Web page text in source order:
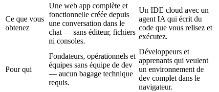
Ce que vous
obtenez
Une web app complète et
fonctionnelle créée depuis
une conversation dans le
chat — sans éditeur, fichiers
ni consoles.
Un IDE cloud avec un
agent IA qui écrit du
code que vous relisez et
exécutez.
Pour qui
Fondateurs, opérationnels et
équipes sans équipe de dev
— aucun bagage technique
requis.
Développeurs et
apprenants qui veulent
un environnement de
dev complet dans le
navigateur.